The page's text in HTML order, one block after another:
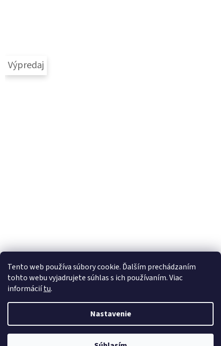
Tento web používa súbory cookie. Ďalším prechádzaním
tohto webu vyjadrujete súhlas s ich používaním. Viac
informáciítu.
Nastavenie
Výpredaj
Vytvoril Shoptet